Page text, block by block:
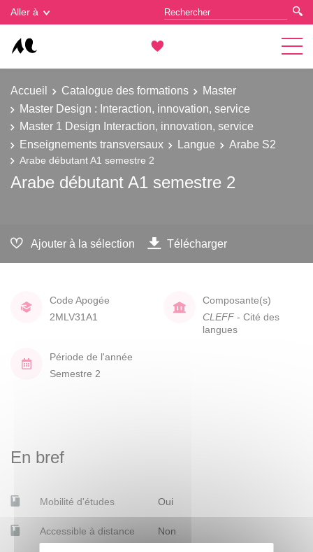
Aller à
Accueil Catalogue des formations
Master
Master Design : Interaction, innovation, service
Master 1 Design Interaction, innovation, service
Enseignements transversaux
Langue Arabe S2
Arabe débutant A1 semestre 2
Arabe débutant A1 semestre 2
Ajouter à la sélection Télécharger
Code Apogée
2MLV31A1
Composante(s)
CLEFF - Cité des
langues
Période de l'année
Semestre 2
En bref
Mobilité d'études Oui
Accessible à distance Non
Gestion des cookies